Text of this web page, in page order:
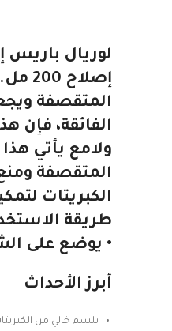
المتقصفة
الفائقة، فإن
ولامع يأتي
المتقصفة
الكبريتات
طريقة
• يوضع على
أبرز الأحداث
بلسم خالي من